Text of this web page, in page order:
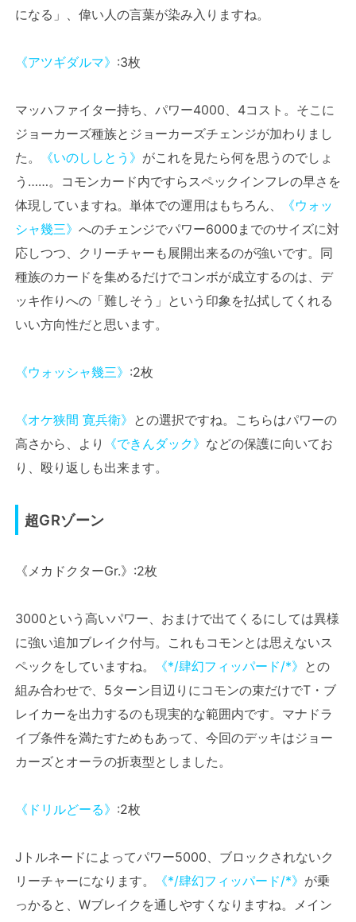
になる」、偉い人の言葉が染み入りますね。
《アツギダルマ》 :3枚
マッハファイター持ち、パワー4000、4コスト。そこに
ジョーカーズ種族とジョーカーズチェンジが加わりまし
た。
《いのししとう》 がこれを見たら何を思うのでしょ
う……。コモンカード内ですらスペックインフレの早さを
体現していますね。単体での運用はもちろん、
《ウォッ
シャ幾三》 へのチェンジでパワー6000までのサイズに対
応しつつ、クリーチャーも展開出来るのが強いです。同
種族のカードを集めるだけでコンボが成立するのは、デ
ッキ作りへの「難しそう」という印象を払拭してくれる
いい方向性だと思います。
《ウォッシャ幾三》 :2枚
《オケ狭間 寛兵衛》 との選択ですね。こちらはパワーの
高さから、より
《できんダック》 などの保護に向いてお
り、殴り返しも出来ます。
超GRゾーン
《メカドクターGr.》:2枚
3000という高いパワー、おまけで出てくるにしては異様
に強い追加ブレイク付与。これもコモンとは思えないス
ペックをしていますね。
《*/肆幻フィッパード/*》 との
組み合わせで、5ターン目辺りにコモンの束だけでT・ブ
レイカーを出力するのも現実的な範囲内です。マナドラ
イブ条件を満たすためもあって、今回のデッキはジョー
カーズとオーラの折衷型としました。
《ドリルどーる》 :2枚
Jトルネードによってパワー5000、ブロックされないク
リーチャーになります。
《*/肆幻フィッパード/*》 が乗
っかると、Wブレイクを通しやすくなりますね。メイン